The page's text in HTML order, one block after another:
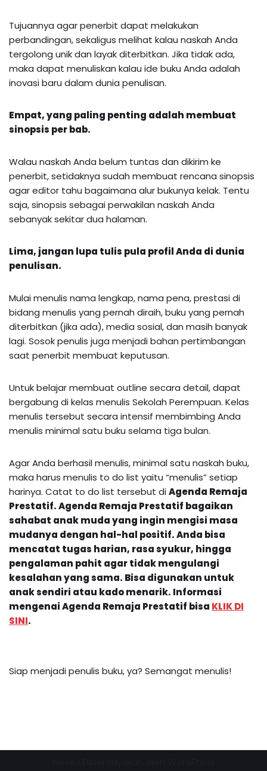
Tujuannya agar penerbit dapat melakukan
perbandingan, sekaligus melihat kalau naskah Anda
tergolong unik dan layak diterbitkan. Jika tidak ada,
maka dapat menuliskan kalau ide buku Anda adalah
inovasi baru dalam dunia penulisan.
Empat, yang paling penting adalah membuat
sinopsis per bab.
Walau naskah Anda belum tuntas dan dikirim ke
penerbit, setidaknya sudah membuat rencana sinopsis
agar editor tahu bagaimana alur bukunya kelak. Tentu
saja, sinopsis sebagai perwakilan naskah Anda
sebanyak sekitar dua halaman.
Lima, jangan lupa tulis pula profil Anda di dunia
penulisan.
Mulai menulis nama lengkap, nama pena, prestasi di
bidang menulis yang pernah diraih, buku yang pernah
diterbitkan (jika ada), media sosial, dan masih banyak
lagi. Sosok penulis juga menjadi bahan pertimbangan
saat penerbit membuat keputusan.
Untuk belajar membuat outline secara detail, dapat
bergabung di kelas menulis Sekolah Perempuan. Kelas
menulis tersebut secara intensif membimbing Anda
menulis minimal satu buku selama tiga bulan.
Agar Anda berhasil menulis, minimal satu naskah buku,
maka harus menulis to do list yaitu “menulis” setiap
harinya. Catat to do list tersebut diAgenda Remaja
Prestatif. Agenda Remaja Prestatif bagaikan
sahabat anak muda yang ingin mengisi masa
mudanya dengan hal-hal positif. Anda bisa
mencatat tugas harian, rasa syukur, hingga
pengalaman pahit agar tidak mengulangi
kesalahan yang sama. Bisa digunakan untuk
anak sendiri atau kado menarik. Informasi
mengenaiAgenda Remaja Prestatif bisa KLIK DI
SINI.
Siap menjadi penulis buku, ya? Semangat menulis!